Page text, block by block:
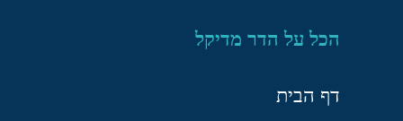
הכל על הדר מדיקל
דף הבית